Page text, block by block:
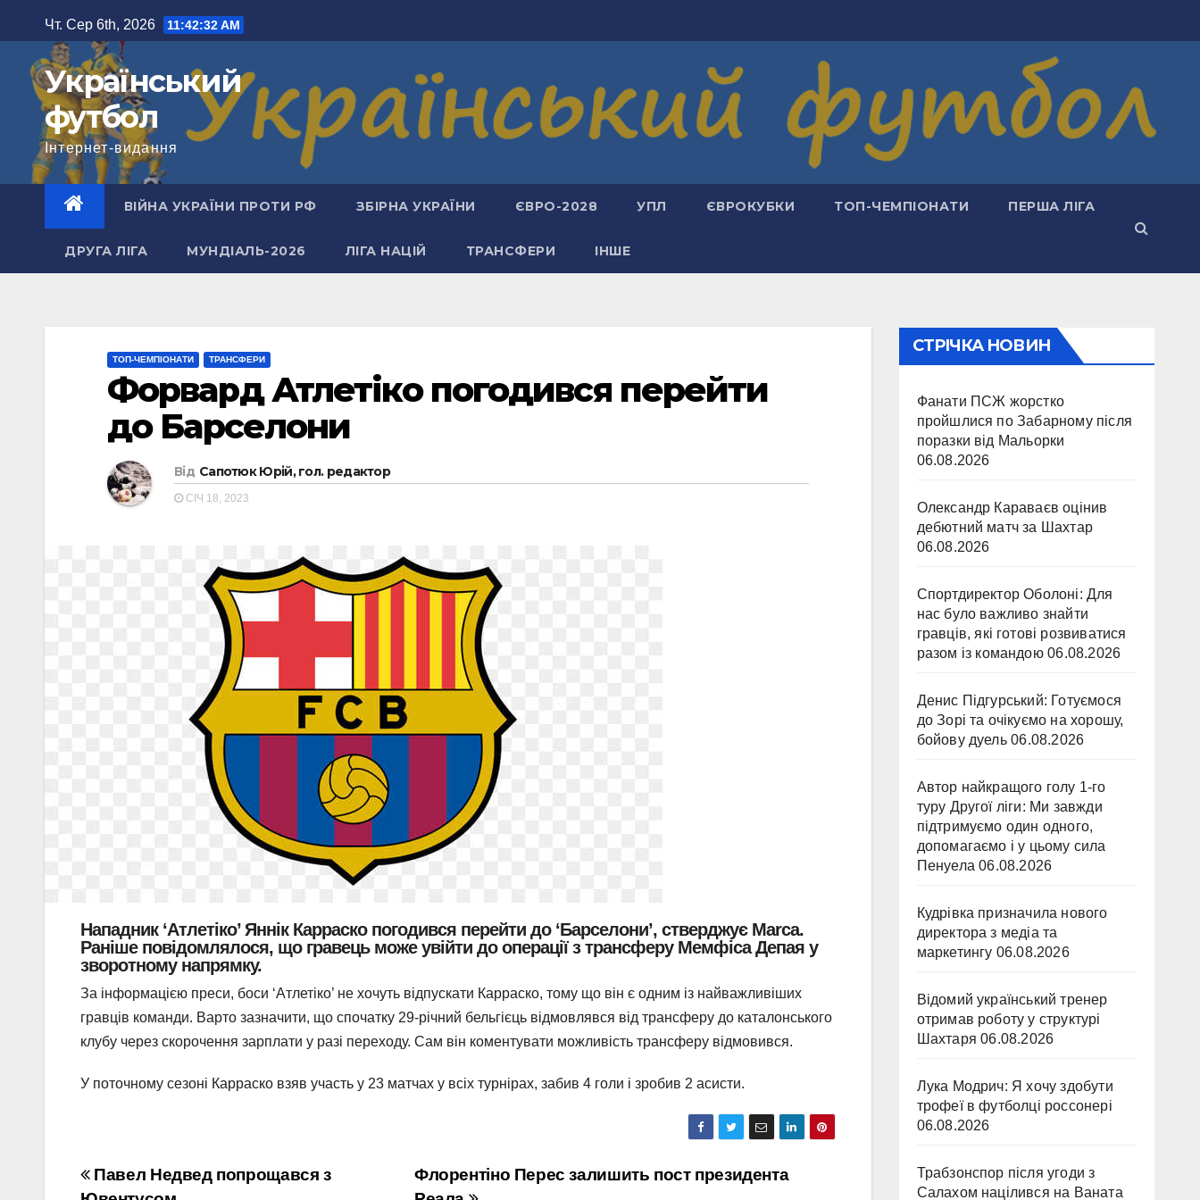
до
вмісту
Чт. Сер 6th, 2026 11:42:33 AM
Український
футбол
Інтернет-видання
ВІЙНА УКРАЇНИ ПРОТИ РФ ЗБІРНА УКРАЇНИ ЄВРО-2028 УПЛ ЄВРОКУБКИ ТОП-ЧЕМПІОНАТИ ПЕРША ЛІГА
ДРУГА ЛІГА МУНДІАЛЬ-2026 ЛІГА НАЦІЙ ТРАНСФЕРИ ІНШЕ
ТОП-ЧЕМПІОНАТИ ТРАНСФЕРИ
Форвард Атлетіко погодився перейти
до Барселони
Від Сапотюк Юрій, гол. редактор
СІЧ 18, 2023
Нападник ‘Атлетіко’ Яннік Карраско погодився перейти до ‘Барселони’, стверджує Marca.
Раніше повідомлялося, що гравець може увійти до операції з трансферу Мемфіса Депая у
зворотному напрямку.
За інформацією преси, боси ‘Атлетіко’ не хочуть відпускати Карраско, тому що він є одним із найважливіших
гравців команди. Варто зазначити, що спочатку 29-річний бельгієць відмовлявся від трансферу до каталонського
клубу через скорочення зарплати у разі переходу. Сам він коментувати можливість трансферу відмовився.
У поточному сезоні Карраско взяв участь у 23 матчах у всіх турнірах, забив 4 голи і зробив 2 асисти.
Навігація
Флорентіно Перес залишить пост президента
Павел Недвед попрощався з
СТРІЧКА НОВИН
Фанати ПСЖ жорстко
пройшлися по Забарному після
поразки від Мальорки
06.08.2026
Олександр Караваєв оцінив
дебютний матч за Шахтар
06.08.2026
Спортдиректор Оболоні: Для
нас було важливо знайти
гравців, які готові розвиватися
разом із командою 06.08.2026
Денис Підгурський: Готуємося
до Зорі та очікуємо на хорошу,
бойову дуель 06.08.2026
Автор найкращого голу 1-го
туру Другої ліги: Ми завжди
підтримуємо один одного,
допомагаємо і у цьому сила
Пенуела 06.08.2026
Кудрівка призначила нового
директора з медіа та
маркетингу 06.08.2026
Відомий український тренер
отримав роботу у структурі
Шахтаря 06.08.2026
Лука Модрич: Я хочу здобути
трофеї в футболці россонері
06.08.2026
Трабзонспор після угоди з
Салахом націлився на Ваната